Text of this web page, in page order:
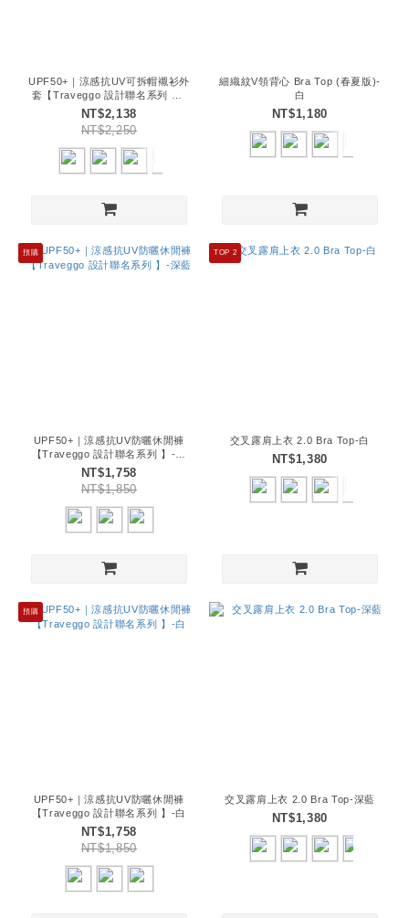
UPF50+｜涼感抗UV可拆帽襯衫外
套【Traveggo 設計聯名系列 】-
深藍
NT$2,138
NT$2,250
細織紋V領背心 Bra Top (春夏版)-
白
NT$1,180
預購
UPF50+｜涼感抗UV防曬休閒褲
【Traveggo 設計聯名系列 】-深
藍
NT$1,758
NT$1,850
TOP 2
交叉露肩上衣 2.0 Bra Top-白
NT$1,380
預購
UPF50+｜涼感抗UV防曬休閒褲
【Traveggo 設計聯名系列 】-白
NT$1,758
NT$1,850
交叉露肩上衣 2.0 Bra Top-深藍
NT$1,380